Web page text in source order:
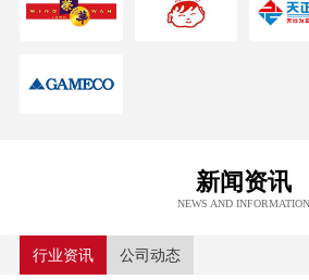
新闻资讯
NEWS AND INFORMATION
行业资讯 公司动态